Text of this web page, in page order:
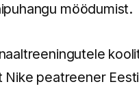
möödumist.
Nike peatreener